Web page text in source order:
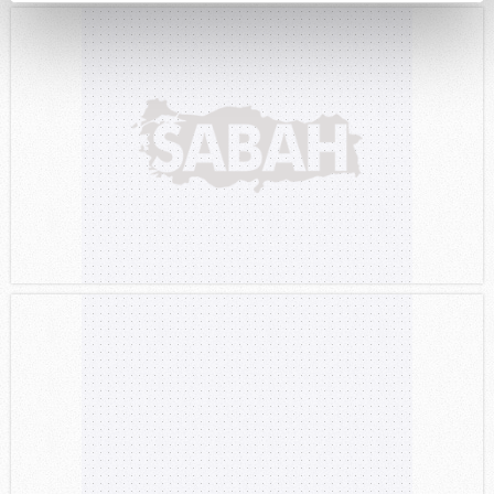
kalemimiz olduğunu sizlere hatırlatmak isteriz.
Her halükârda, kullanıcılar, bu çerezlere izin vermedikleri
takdirde, kullanıcılara hedefli reklamlar
gösterilmeyecektir."
Sizlere daha iyi bir hizmet sunabilmek için İnternet
Sitemizde kendimize ve üçüncü kişilere ait çerezler
kullanılmaktadır. Bu çerezler vasıtasıyla çeşitli kişisel
verileriniz işlenmekte olup gerekli olan çerezler bilgi
toplumu hizmetlerinin sunulması amacıyla
kullanılmaktadır. Diğer çerezler, sitemizin daha işlevsel
kılınması ve kişiselleştirilmesi ve sizlere yönelik
reklam/pazarlama faaliyetlerinin yapılması, amaçlarıyla
sınırlı olarak açık rızanız dahilinde kullanılacaktır.
Çerezlere ilişkin tercihlerinizi aşağıda yer alan panel
vasıtasıyla belirleyebilirsiniz. Çerezlere ilişkin detaylı bilgi